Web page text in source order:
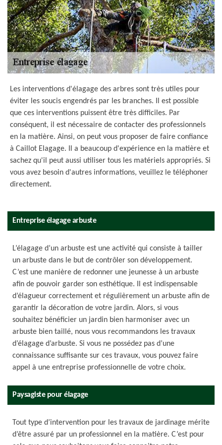
Les interventions d'élagage des arbres sont très utiles pour
éviter les soucis engendrés par les branches. Il est possible
que ces interventions puissent être très difficiles. Par
conséquent, il est nécessaire de contacter des professionnels
en la matière. Ainsi, on peut vous proposer de faire confiance
à Caillot Elagage. Il a beaucoup d'expérience en la matière et
sachez qu'il peut aussi utiliser tous les matériels appropriés. Si
vous avez besoin d'autres informations, veuillez le téléphoner
directement.
Entreprise élagage arbuste
L’élagage d’un arbuste est une activité qui consiste à tailler
un arbuste dans le but de contrôler son développement.
C’est une manière de redonner une jeunesse à un arbuste
afin de pouvoir garder son esthétique. Il est indispensable
d’élagueur correctement et régulièrement un arbuste afin de
garantir la décoration de votre jardin. Alors, si vous
souhaitez bénéficier un jardin bien harmoniser avec un
arbuste bien taillé, nous vous recommandons les travaux
d’élagage d’arbuste. Si vous ne possédez pas d’une
connaissance suffisante sur ces travaux, vous pouvez faire
appel à une entreprise professionnelle de votre choix.
Paysagiste pour élagage
Tout type d’intervention pour les travaux de jardinage mérite
d’être assuré par un professionnel en la matière. C’est pour